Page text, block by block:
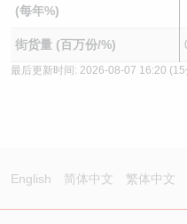
(每年%)
街货量 (百万份/%)
最后更新时间: 2026-08-07 16:20
English 简体中文 繁体中文